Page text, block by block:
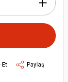
Et
Paylaş